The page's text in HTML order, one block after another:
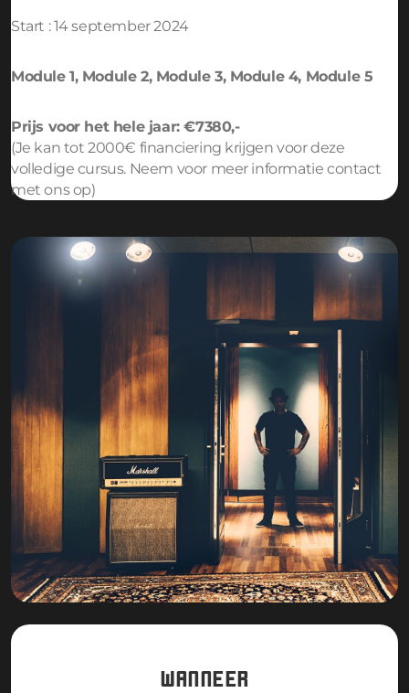
Start : 14 september 2024
Module 1, Module 2, Module 3, Module 4, Module 5
Prijs voor het hele jaar: €7380,-
(Je kan tot 2000€ financiering krijgen voor deze
volledige cursus. Neem voor meer informatie contact
met ons op)
WANNEER